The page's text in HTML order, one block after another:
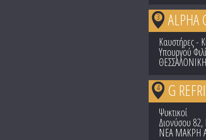
ALPHA
3
Καυστήρες -
Υπουργού
G
4
Ψυκτικοί
Διονύσου
ΝΕΑ ΜΑΚΡΗ